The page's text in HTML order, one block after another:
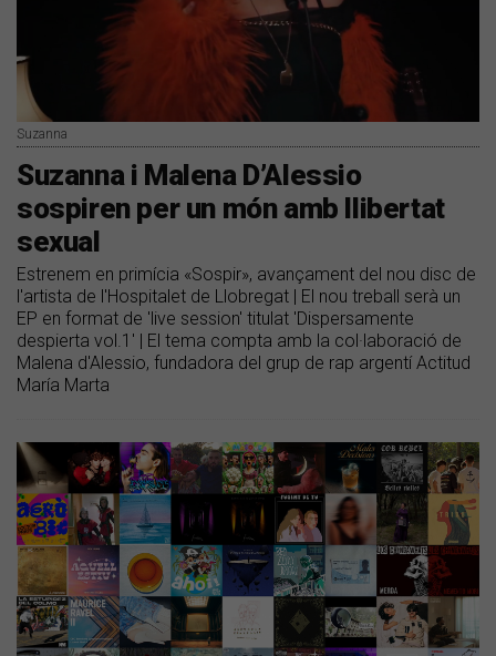
Suzanna
Suzanna i Malena D’Alessio
sospiren per un món amb llibertat
sexual
Estrenem en primícia «Sospir», avançament del nou disc de
l'artista de l'Hospitalet de Llobregat | El nou treball serà un
EP en format de 'live session' titulat 'Dispersamente
despierta vol.1' | El tema compta amb la col·laboració de
Malena d'Alessio, fundadora del grup de rap argentí Actitud
María Marta